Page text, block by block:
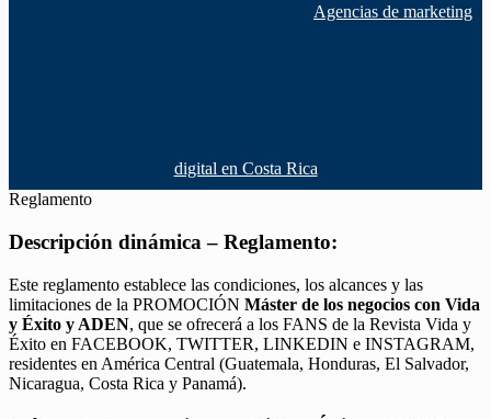
Agencias de marketing
digital en Costa Rica
Reglamento
Descripción dinámica – Reglamento:
Este reglamento establece las condiciones, los alcances y las
limitaciones de la PROMOCIÓN Máster de los negocios con Vida
y Éxito y ADEN, que se ofrecerá a los FANS de la Revista Vida y
Éxito en FACEBOOK, TWITTER, LINKEDIN e INSTAGRAM,
residentes en América Central (Guatemala, Honduras, El Salvador,
Nicaragua, Costa Rica y Panamá).